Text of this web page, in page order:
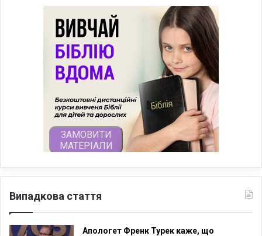
Випадкова стаття
Апологет Френк Турек каже, що